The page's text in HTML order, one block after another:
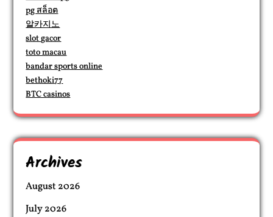
pg สล็อต
알카지노
slot gacor
toto macau
bandar sports online
bethoki77
BTC casinos
Archives
August 2026
July 2026